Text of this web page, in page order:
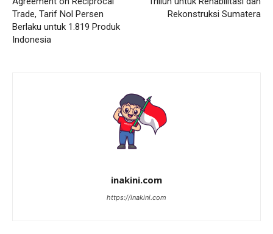
Trade, Tarif Nol Persen
Berlaku untuk 1.819 Produk
Indonesia
Rekonstruksi Sumatera
inakini.com
https://inakini.com